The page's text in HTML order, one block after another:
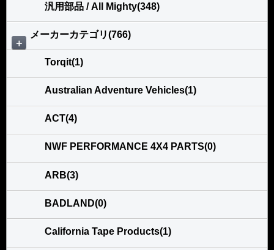
汎用部品 / All Mighty(348)
＋
メーカーカテゴリ(766)
Torqit(1)
Australian Adventure Vehicles(1)
ACT(4)
NWF PERFORMANCE 4X4 PARTS(0)
ARB(3)
BADLAND(0)
California Tape Products(1)